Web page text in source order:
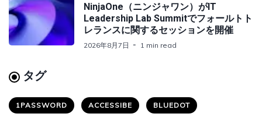
NinjaOne（ニンジャワン）がIT
Leadership Lab Summitでフォールトト
レランスに関するセッションを開催
2026年8月7日 1 min read
タグ
1PASSWORD ACCESSIBE BLUEDOT